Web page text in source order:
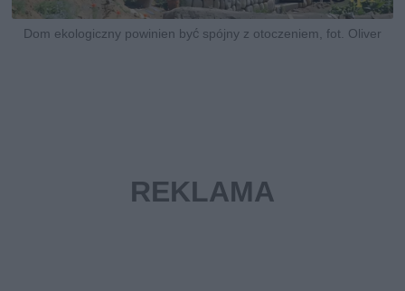
Dom ekologiczny powinien być spójny z otoczeniem, fot. Oliver